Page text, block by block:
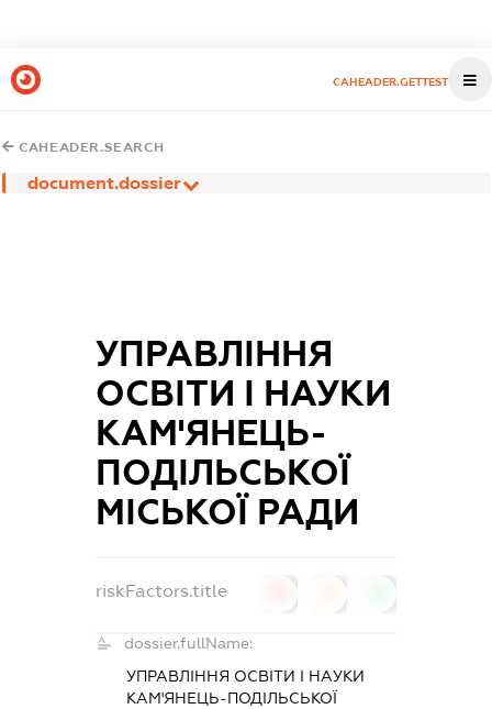
CAHEADER.GETTEST
CAHEADER.SEARCH
document.dossier
УПРАВЛІННЯ
ОСВІТИ І НАУКИ
КАМ'ЯНЕЦЬ-
ПОДІЛЬСЬКОЇ
МІСЬКОЇ РАДИ
riskFactors.title
dossier.fullName:
УПРАВЛІННЯ ОСВІТИ І НАУКИ
КАМ'ЯНЕЦЬ-ПОДІЛЬСЬКОЇ